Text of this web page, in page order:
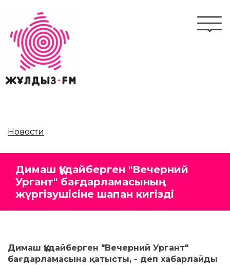
основному
содержанию
Новости
Димаш Құдайберген "Вечерний
Ургант" бағдарламасының
жүргізушісіне шапан кигізді
Димаш Құдайберген "Вечерний Ургант"
бағдарламасына қатысты, - деп хабарлайды